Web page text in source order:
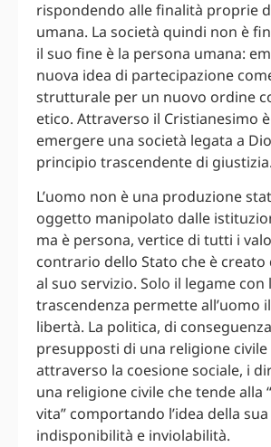
rispondendo alle finalità proprie
umana. La società quindi non è
il suo fine è la persona umana:
nuova idea di partecipazione
strutturale per un nuovo ordine
etico. Attraverso il Cristianesimo
emergere una società legata a
principio trascendente di giustizia.
L’uomo non è una produzione
oggetto manipolato dalle
ma è persona, vertice di tutti i
contrario dello Stato che è creato
al suo servizio. Solo il legame con
trascendenza permette all’uomo
libertà. La politica, di
presupposti di una religione
attraverso la coesione sociale, i
una religione civile che tende alla
vita” comportando l’idea della
indisponibilità e inviolabilità.